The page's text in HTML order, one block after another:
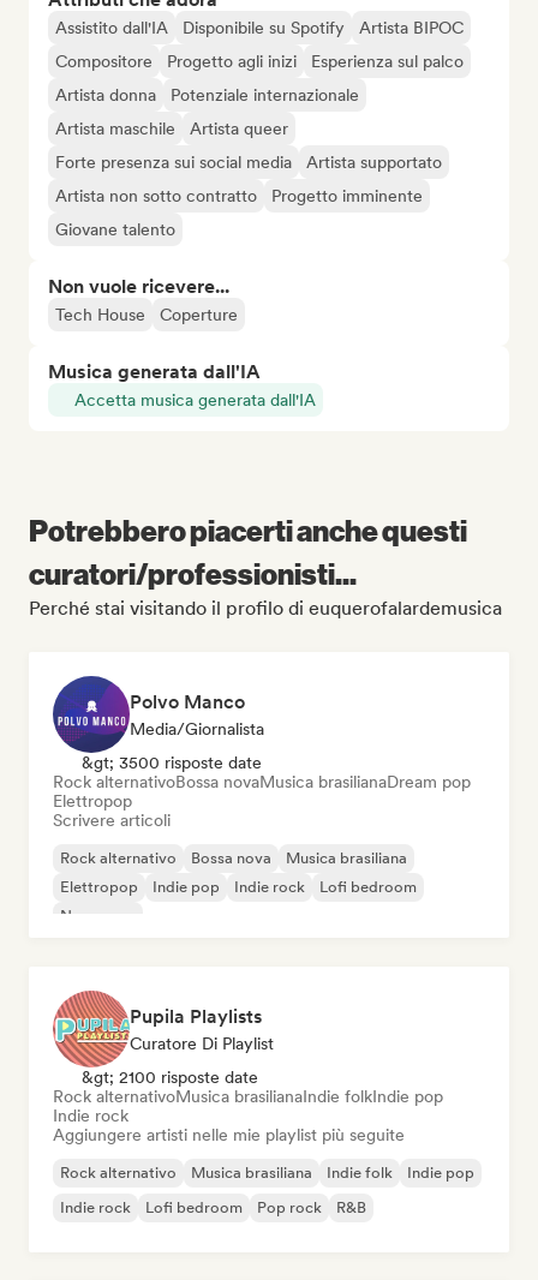
Assistito dall'IA Disponibile su Spotify
Artista BIPOC
Compositore
Progetto agli inizi
Esperienza sul palco
Artista donna
Potenziale internazionale
Artista maschile
Artista queer
Forte presenza sui social media
Artista supportato
Artista non sotto contratto
Progetto imminente
Giovane talento
Non vuole ricevere...
Tech House Coperture
Musica generata dall'IA
Accetta musica generata dall'IA
Potrebbero piacerti anche questi
curatori/professionisti...
Perché stai visitando il profilo di euquerofalardemusica
Polvo Manco
Media/Giornalista
&gt; 3500 risposte date
Rock alternativoBossa novaMusica brasilianaDream pop
Elettropop
Scrivere articoli
Rock alternativo Bossa nova
Musica brasiliana
Elettropop
Indie pop Indie rock
Lofi bedroom
New wave
Pupila Playlists
Curatore Di Playlist
&gt; 2100 risposte date
Rock alternativoMusica brasilianaIndie folkIndie pop
Indie rock
Aggiungere artisti nelle mie playlist più seguite
Rock alternativo Musica brasiliana Indie folk
Indie pop
Indie rock
Lofi bedroom Pop rock R&B